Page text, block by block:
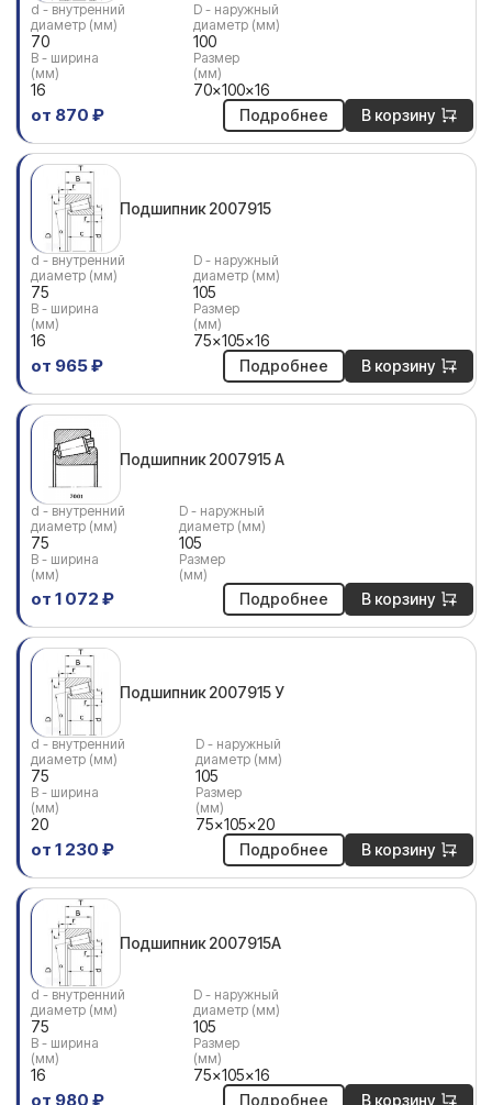
d - внутренний
диаметр (мм)
70
D - наружный
диаметр (мм)
100
В - ширина
(мм)
16
Размер
(мм)
70x100x16
от 870 ₽ Подробнее В корзину
Подшипник 2007915
d - внутренний
диаметр (мм)
75
D - наружный
диаметр (мм)
105
В - ширина
(мм)
16
Размер
(мм)
75x105x16
от 965 ₽ Подробнее В корзину
Подшипник 2007915 A
d - внутренний
диаметр (мм)
75
D - наружный
диаметр (мм)
105
В - ширина
(мм)
Размер
(мм)
от 1 072 ₽ Подробнее В корзину
Подшипник 2007915 У
d - внутренний
диаметр (мм)
75
D - наружный
диаметр (мм)
105
В - ширина
(мм)
20
Размер
(мм)
75x105x20
от 1 230 ₽ Подробнее В корзину
Подшипник 2007915А
d - внутренний
диаметр (мм)
75
D - наружный
диаметр (мм)
105
В - ширина
(мм)
16
Размер
(мм)
75x105x16
от 980 ₽ Подробнее В корзину